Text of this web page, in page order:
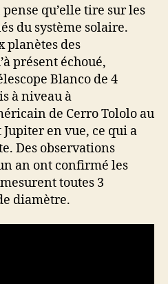
qu’elle tire sur les
du système solaire.
planètes des
présent échoué,
Blanco de 4
à niveau à
de Cerro Tololo au
en vue, ce qui a
Des observations
an ont confirmé les
toutes 3
diamètre.